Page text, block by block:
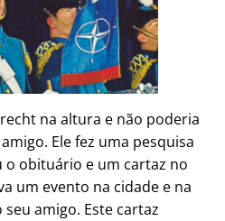
na altura e não poderia
Ele fez uma pesquisa
obituário e um cartaz no
um evento na cidade e na
amigo. Este cartaz